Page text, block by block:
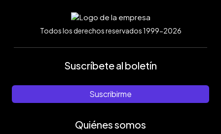
Todos los derechos reservados 1999-2026
Suscríbete al boletín
Suscribirme
Quiénes somos